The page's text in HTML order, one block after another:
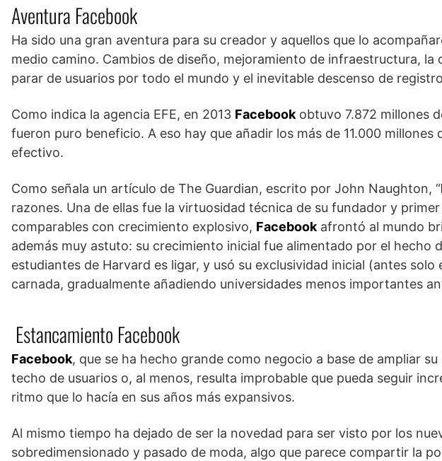
Aventura Facebook
Ha sido una gran aventura para su creador y aquellos que lo
medio camino. Cambios de diseño, mejoramiento de infraestructura,
parar de usuarios por todo el mundo y el inevitable descenso de
Como indica la agencia EFE, en 2013 Facebookobtuvo 7.872 millones
fueron puro beneficio. A eso hay que añadir los más de 11.000 millones
efectivo.
Como señala un artículo de The Guardian, escrito por John Naughton, “
razones. Una de ellas fue la virtuosidad técnica de su fundador y
comparables con crecimiento explosivo, Facebookafrontó al mundo
además muy astuto: su crecimiento inicial fue alimentado por el hecho
estudiantes de Harvard es ligar, y usó su exclusividad inicial (antes
carnada, gradualmente añadiendo universidades menos importantes
Estancamiento Facebook
Facebook, que se ha hecho grande como negocio a base de ampliar
techo de usuarios o, al menos, resulta improbable que pueda seguir
ritmo que lo hacía en sus años más expansivos.
Al mismo tiempo ha dejado de ser la novedad para ser visto por los
sobredimensionado y pasado de moda, algo que parece compartir la